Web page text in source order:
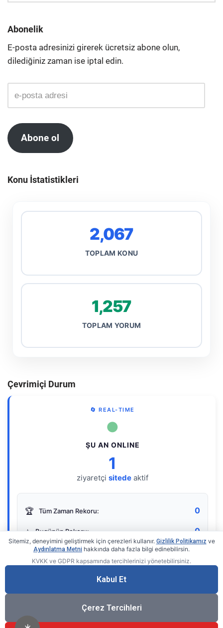
Abonelik
E-posta adresinizi girerek ücretsiz abone olun,
dilediğiniz zaman ise iptal edin.
Abone ol
Konu İstatistikleri
2,067
TOPLAM KONU
1,257
TOPLAM YORUM
Çevrimiçi Durum
🔄 REAL-TIME
●
ŞU AN ONLINE
1
ziyaretçi sitede aktif
🏆 Tüm Zaman Rekoru: 0
⭐ Bugünün Rekoru: 0
Gerçek zamanlı sayaç
Sitemiz, deneyimini geliştirmek için çerezleri kullanır. Gizlilik Politikamız ve
Aydınlatma Metni hakkında daha fazla bilgi edinebilirsin.
KVKK ve GDPR kapsamında tercihlerinizi yönetebilirsiniz.
Kabul Et
Çerez Tercihleri